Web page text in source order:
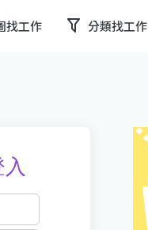
找工作 分類找工作